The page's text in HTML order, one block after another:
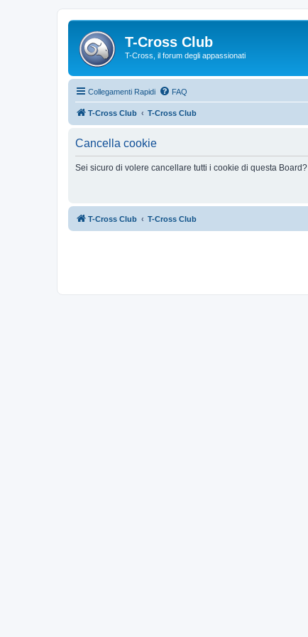
T-Cross Club
T-Cross, il forum degli appassionati
Collegamenti Rapidi FAQ
T-Cross Club T-Cross Club
Cancella cookie
Sei sicuro di volere cancellare tutti i cookie di questa Board?
T-Cross Club T-Cross Club